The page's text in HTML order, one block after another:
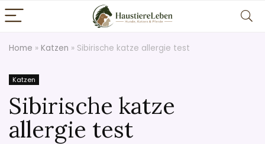
Home » Katzen » Sibirische katze allergie test
Katzen
Sibirische katze
allergie test